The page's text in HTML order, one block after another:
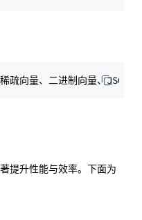
提升性能与效率。下面为